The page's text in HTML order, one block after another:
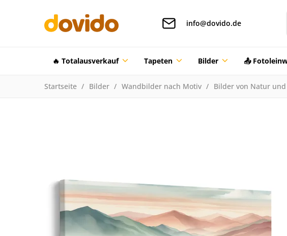
info@dovido.de
🔥 Totalausverkauf Tapeten Bilder 📤
Startseite Bilder Wandbilder nach Motiv Bilder von Natur